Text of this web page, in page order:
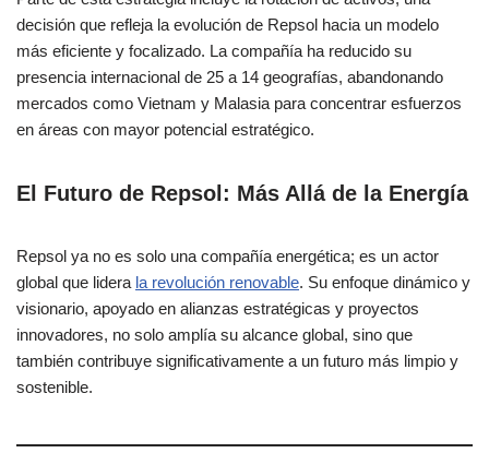
decisión que refleja la evolución de Repsol hacia un modelo
más eficiente y focalizado. La compañía ha reducido su
presencia internacional de 25 a 14 geografías, abandonando
mercados como Vietnam y Malasia para concentrar esfuerzos
en áreas con mayor potencial estratégico.
El Futuro de Repsol: Más Allá de la Energía
Repsol ya no es solo una compañía energética; es un actor
global que lidera la revolución renovable. Su enfoque dinámico y
visionario, apoyado en alianzas estratégicas y proyectos
innovadores, no solo amplía su alcance global, sino que
también contribuye significativamente a un futuro más limpio y
sostenible.